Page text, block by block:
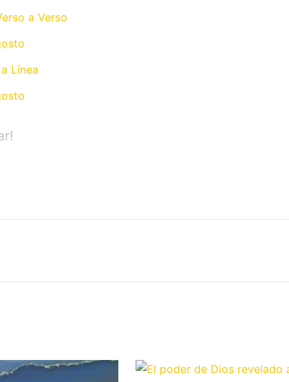
a Verso
Línea